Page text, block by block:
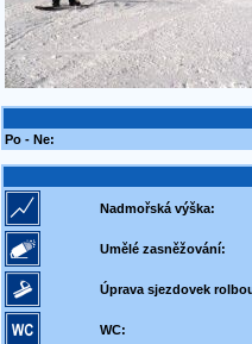
Po - Ne:
Nadmořská výška:
Umělé zasněžování:
Úprava sjezdovek
WC: